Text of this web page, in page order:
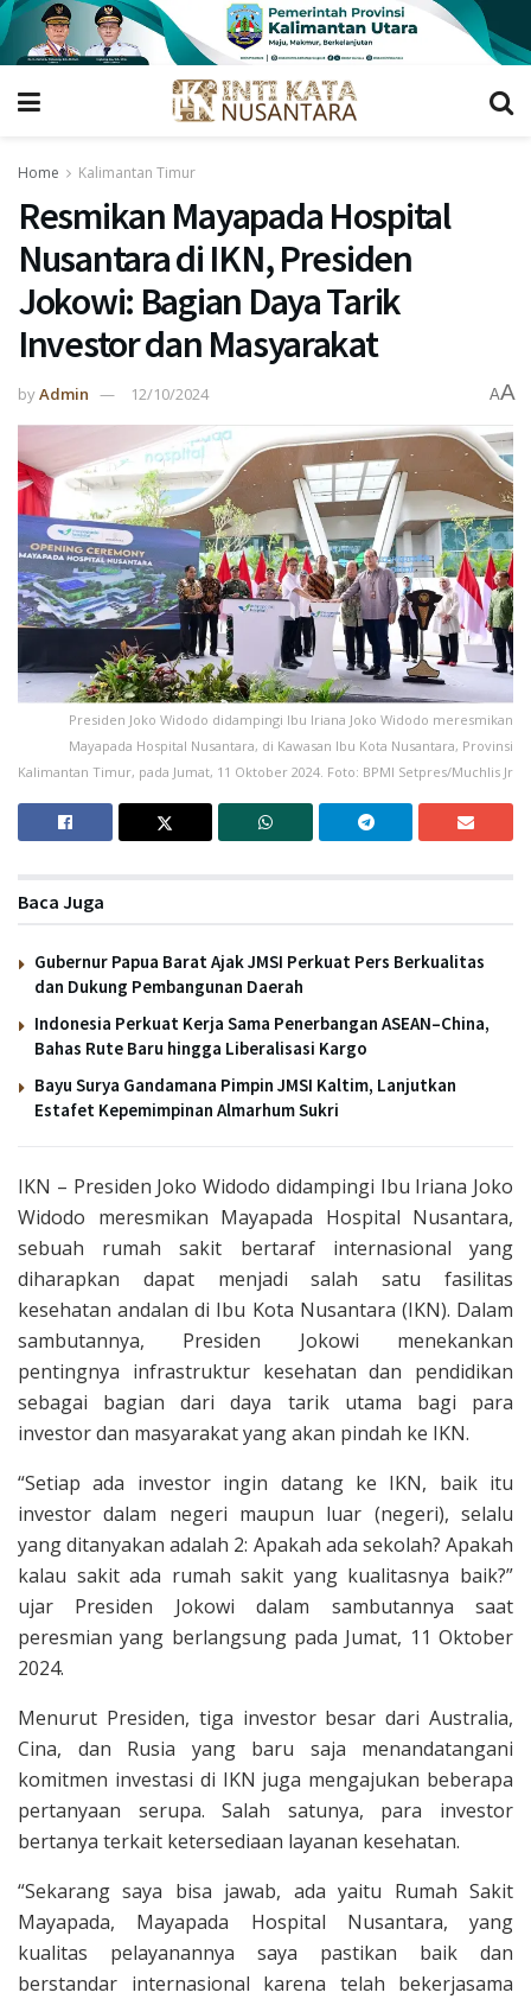
Home Kalimantan Timur
Resmikan Mayapada Hospital
Nusantara di IKN, Presiden
Jokowi: Bagian Daya Tarik
Investor dan Masyarakat
byAdmin 12/10/2024 AA
Presiden Joko Widodo didampingi Ibu Iriana Joko Widodo meresmikan
Mayapada Hospital Nusantara, di Kawasan Ibu Kota Nusantara, Provinsi
Kalimantan Timur, pada Jumat, 11 Oktober 2024. Foto: BPMI Setpres/Muchlis Jr
Baca Juga
Gubernur Papua Barat Ajak JMSI Perkuat Pers Berkualitas
dan Dukung Pembangunan Daerah
Indonesia Perkuat Kerja Sama Penerbangan ASEAN–China,
Bahas Rute Baru hingga Liberalisasi Kargo
Bayu Surya Gandamana Pimpin JMSI Kaltim, Lanjutkan
Estafet Kepemimpinan Almarhum Sukri
IKN – Presiden Joko Widodo didampingi Ibu Iriana Joko
Widodo meresmikan Mayapada Hospital Nusantara,
sebuah rumah sakit bertaraf internasional yang
diharapkan dapat menjadi salah satu fasilitas
kesehatan andalan di Ibu Kota Nusantara (IKN). Dalam
sambutannya, Presiden Jokowi menekankan
pentingnya infrastruktur kesehatan dan pendidikan
sebagai bagian dari daya tarik utama bagi para
investor dan masyarakat yang akan pindah ke IKN.
“Setiap ada investor ingin datang ke IKN, baik itu
investor dalam negeri maupun luar (negeri), selalu
yang ditanyakan adalah 2: Apakah ada sekolah? Apakah
kalau sakit ada rumah sakit yang kualitasnya baik?”
ujar Presiden Jokowi dalam sambutannya saat
peresmian yang berlangsung pada Jumat, 11 Oktober
2024.
Menurut Presiden, tiga investor besar dari Australia,
Cina, dan Rusia yang baru saja menandatangani
komitmen investasi di IKN juga mengajukan beberapa
pertanyaan serupa. Salah satunya, para investor
bertanya terkait ketersediaan layanan kesehatan.
“Sekarang saya bisa jawab, ada yaitu Rumah Sakit
Mayapada, Mayapada Hospital Nusantara, yang
kualitas pelayanannya saya pastikan baik dan
berstandar internasional karena telah bekerjasama